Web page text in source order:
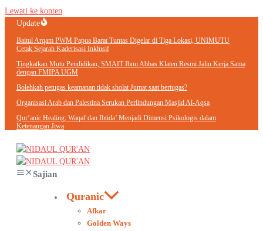
Lewati ke konten
Update
Baitul Arqam PWM Papua Barat Tuntas Digelar di Tiga Lokasi, UNIMUTU
Cetak Sejarah Kaderisasi Inklusif
Tingkatkan Mutu Pendidikan, SMAIT Ibnu Abbas Klaten Resmi Jalin Kerja Sama
dengan FMIPA UGM
Bolehkah petugas keamanan tidak sholat Jumat saat bertugas?
Organisasi Arab dan Palestina Serukan Perlindungan Masjid Al-Aqsa
Qur’anic Healing: Waqaf dan Ibtida’ Menjadi Dimensi Psikologis dalam
Ketenangan Jiwa
Sajian
Quranic
Afkar
Golden Ways